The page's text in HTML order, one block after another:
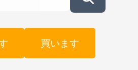
買います